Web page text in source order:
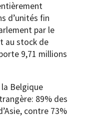
d’unités fin
par le
au stock de
9,71 millions
Belgique
89% des
contre 73%